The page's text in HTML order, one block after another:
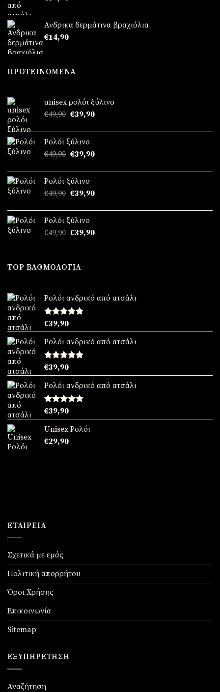
Ανδρικα δερμάτινα βραχιόλια
€14,90
ΠΡΟΤΕΙΝΌΜΕΝΑ
unisex ρολόι ξύλινο
€49,90 Original
was:
€49,90.
€39,90Η
τιμή
€39,90.
Ρολόι ξύλινο
€49,90 Original
was:
€49,90.
€39,90Η
τιμή
€39,90.
Ρολόι ξύλινο
€49,90 Original
was:
€49,90.
€39,90Η
τιμή
€39,90.
Ρολόι ξύλινο
€49,90 Original
€49,90.
€39,90Η
TOP ΒΑΘΜΟΛΟΓΊΑ
Ρολόι ανδρικό από ατσάλι
Βαθμολογήθηκε
με5.00
από 5
€39,90
Ρολόι ανδρικό από ατσάλι
Βαθμολογήθηκε
με5.00
από 5
€39,90
Ρολόι ανδρικό από ατσάλι
Βαθμολογήθηκε
με5.00
από 5
€39,90
Unisex Ρολόι
€29,90
ΕΤΑΙΡΕΊΑ
Σχετικά με εμάς
Πολιτική απορρήτου
Όροι Χρήσης
Επικοινωνία
Sitemap
ΕΞΥΠΗΡΈΤΗΣΗ
Αναζήτηση